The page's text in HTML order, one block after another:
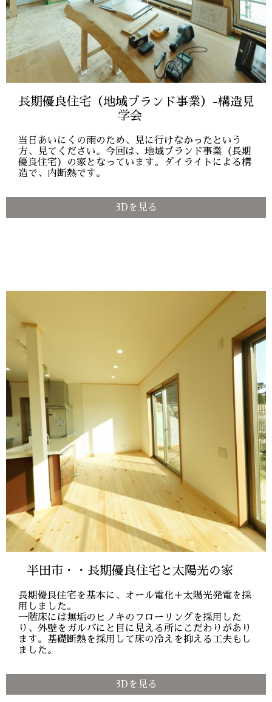
長期優良住宅（地域ブランド事業）-構造見
学会
当日あいにくの雨のため、見に行けなかったという
方、見てください。今回は、地域ブランド事業（長期
優良住宅）の家となっています。ダイライトによる構
造で、内断熱です。
3Dを見る
半田市・・長期優良住宅と太陽光の家
長期優良住宅を基本に、オール電化＋太陽光発電を採
用しました。
一階床には無垢のヒノキのフローリングを採用した
り、外壁をガルバにと目に見える所にこだわりがあり
ます。基礎断熱を採用して床の冷えを抑える工夫もし
ました。
3Dを見る